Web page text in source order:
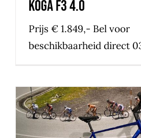
Koga F3 4.0
Prijs € 1.849,- Bel voor
beschikbaarheid direct